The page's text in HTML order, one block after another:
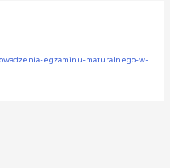
egzaminu-maturalnego-w-